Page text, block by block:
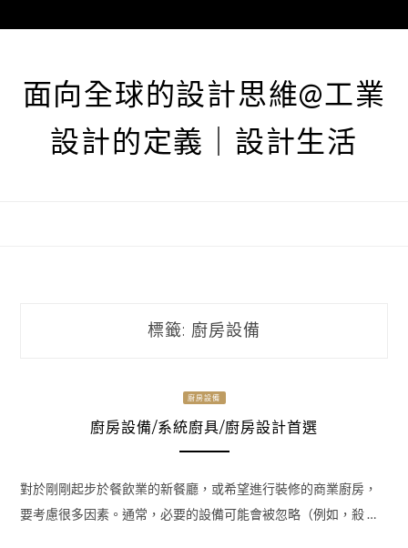
至
面向全球的設計思維@工業
設計的定義｜設計生活
標籤: 廚房設備
廚房設備
廚房設備/系統廚具/廚房設計首選
對於剛剛起步於餐飲業的新餐廳，或希望進行裝修的商業廚房，
要考慮很多因素。通常，必要的設備可能會被忽略（例如，殺 …